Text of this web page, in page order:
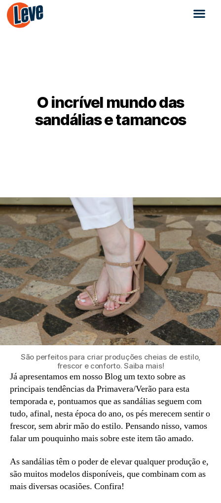
O incrível mundo das
sandálias e tamancos
São perfeitos para criar produções cheias de estilo,
frescor e conforto. Saiba mais!
Já apresentamos em nosso Blog um texto sobre as
principais tendências da Primavera/Verão para esta
temporada e, pontuamos que as sandálias seguem com
tudo, afinal, nesta época do ano, os pés merecem sentir o
frescor, sem abrir mão do estilo. Pensando nisso, vamos
falar um pouquinho mais sobre este item tão amado.
As sandálias têm o poder de elevar qualquer produção e,
são muitos modelos disponíveis, que combinam com as
mais diversas ocasiões. Confira!